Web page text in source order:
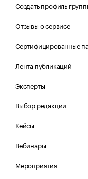
Создать профиль
Отзывы о сервисе
Сертифицированные
Лента публикаций
Эксперты
Выбор редакции
Кейсы
Вебинары
Мероприятия